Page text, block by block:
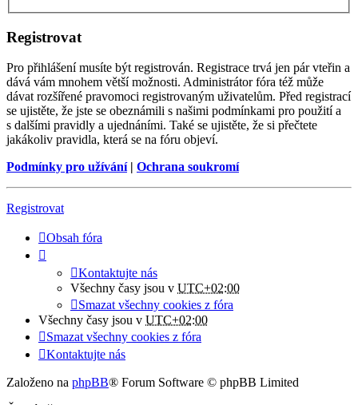
Registrovat
Pro přihlášení musíte být registrován. Registrace trvá jen pár vteřin a
dává vám mnohem větší možnosti. Administrátor fóra též může
dávat rozšířené pravomoci registrovaným uživatelům. Před registrací
se ujistěte, že jste se obeznámili s našimi podmínkami pro použití a
s dalšími pravidly a ujednáními. Také se ujistěte, že si přečtete
jakákoliv pravidla, která se na fóru objeví.
Podmínky pro užívání| Ochrana soukromí
Registrovat
Obsah fóra
Kontaktujte nás
Všechny časy jsou v UTC+02:00
Smazat všechny cookies z fóra
Všechny časy jsou v UTC+02:00
Smazat všechny cookies z fóra
Kontaktujte nás
Založeno na phpBB® Forum Software © phpBB Limited